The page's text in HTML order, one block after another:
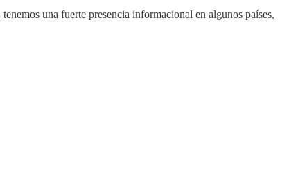
una fuerte presencia informacional en algunos países,